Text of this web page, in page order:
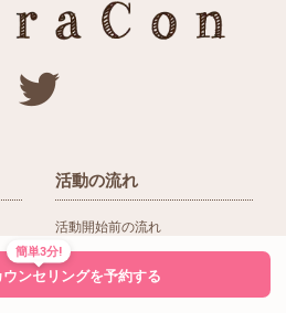
活動の流れ
活動開始前の流れ
入会後の活動の流れ
簡単3分!
ンセリングを予約する